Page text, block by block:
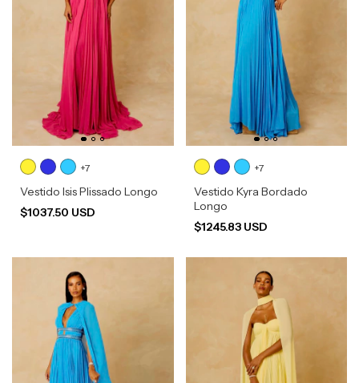
+7
Vestido Isis Plissado Longo
$1037.50 USD
+7
Vestido Kyra Bordado
Longo
$1245.83 USD